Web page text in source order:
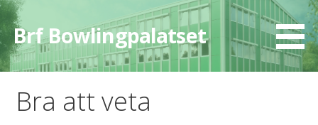
Hoppa
till
innehåll
Brf Bowlingpalatset
Bra att veta